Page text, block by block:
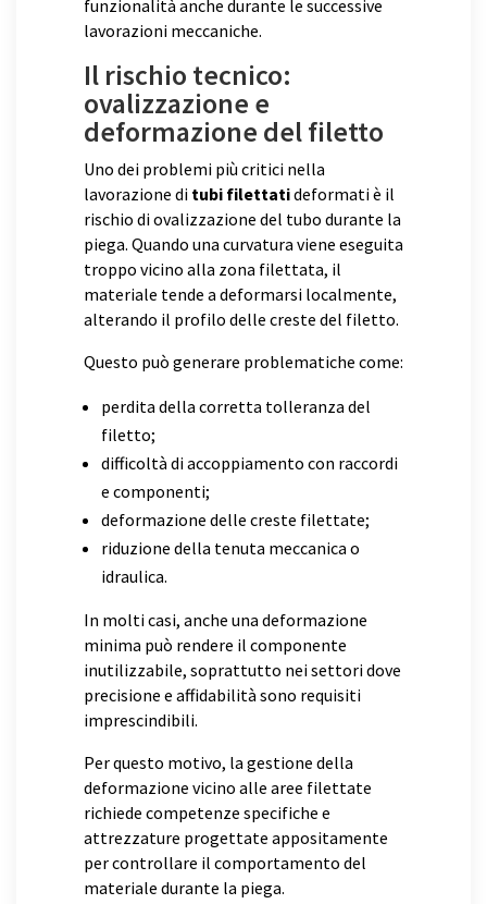
funzionalità anche durante le successive
lavorazioni meccaniche.
Il rischio tecnico:
ovalizzazione e
deformazione del filetto
Uno dei problemi più critici nella
lavorazione di tubi filettatideformati è il
rischio di ovalizzazione del tubo durante la
piega. Quando una curvatura viene eseguita
troppo vicino alla zona filettata, il
materiale tende a deformarsi localmente,
alterando il profilo delle creste del filetto.
Questo può generare problematiche come:
perdita della corretta tolleranza del
filetto;
difficoltà di accoppiamento con raccordi
e componenti;
deformazione delle creste filettate;
riduzione della tenuta meccanica o
idraulica.
In molti casi, anche una deformazione
minima può rendere il componente
inutilizzabile, soprattutto nei settori dove
precisione e affidabilità sono requisiti
imprescindibili.
Per questo motivo, la gestione della
deformazione vicino alle aree filettate
richiede competenze specifiche e
attrezzature progettate appositamente
per controllare il comportamento del
materiale durante la piega.